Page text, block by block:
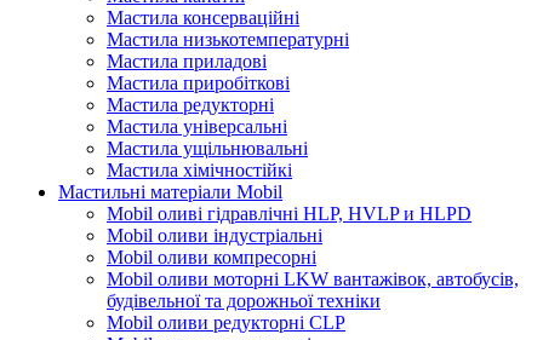
Мастила консерваційні
Мастила низькотемпературні
Мастила приладові
Мастила приробіткові
Мастила редукторні
Мастила універсальні
Мастила ущільнювальні
Мастила хімічностійкі
Мастильні матеріали Mobil
Mobil оливі гідравлічні HLP, HVLP и HLPD
Mobil оливи індустріальні
Mobil оливи компресорні
Mobil оливи моторні LKW вантажівок, автобусів,
будівельної та дорожньої техніки
Mobil оливи редукторні CLP